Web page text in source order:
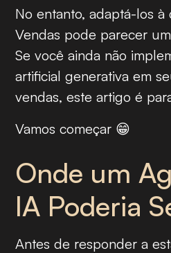
No entanto, adaptá-los à
Vendas pode parecer
Se você ainda não
artificial generativa em
vendas, este artigo é
Vamos começar 😁
Onde um
IA Poderia
Antes de responder a